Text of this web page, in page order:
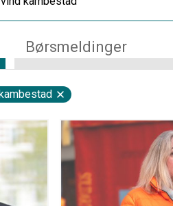
Børsmeldinger